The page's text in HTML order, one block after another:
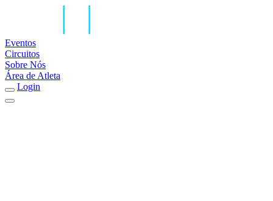
Eventos
Circuitos
Sobre Nós
Área de Atleta
Login